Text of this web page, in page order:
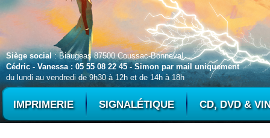
Siège social: Biaugeas 87500 Coussac-Bonneval
Cédric - Vanessa : 05 55 08 22 45 - Simon par mail uniquement
du lundi au vendredi de 9h30 à 12h et de 14h à 18h
IMPRIMERIE SIGNALÉTIQUE CD, DVD &